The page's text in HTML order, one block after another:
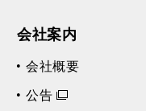
会社案内
会社概要
公告